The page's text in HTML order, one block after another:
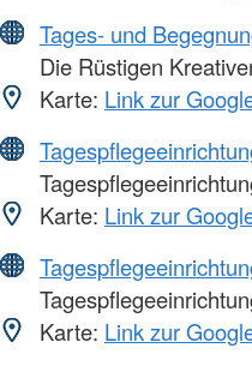
Tages- und
Die Rüstigen
Karte: Link zur
Karte: Link zur
Karte: Link zur